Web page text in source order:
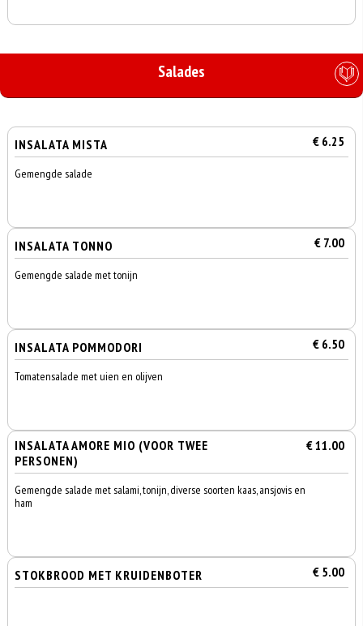
Salades
INSALATA MISTA € 6.25
Gemengde salade
INSALATA TONNO € 7.00
Gemengde salade met tonijn
INSALATA POMMODORI € 6.50
Tomatensalade met uien en olijven
INSALATA AMORE MIO (VOOR TWEE
PERSONEN)
€ 11.00
Gemengde salade met salami, tonijn, diverse soorten kaas, ansjovis en
ham
STOKBROOD MET KRUIDENBOTER € 5.00